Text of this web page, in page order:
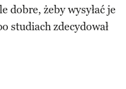
dobre, żeby wysyłać je
studiach zdecydował